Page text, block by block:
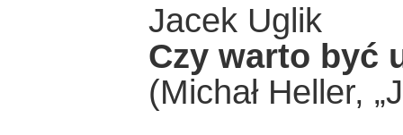
Jacek Uglik
Czy warto być
(Michał Heller,